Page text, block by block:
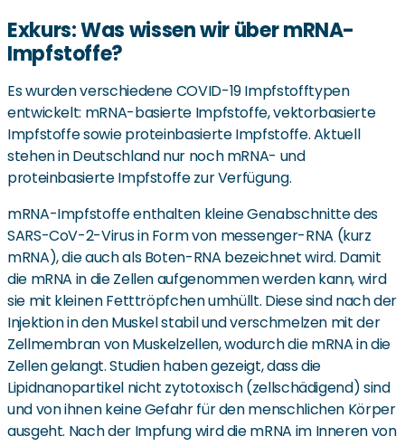
Exkurs: Was wissen wir über mRNA-
Impfstoffe?
Es wurden verschiedene COVID-19 Impfstofftypen
entwickelt: mRNA-basierte Impfstoffe, vektorbasierte
Impfstoffe sowie proteinbasierte Impfstoffe. Aktuell
stehen in Deutschland nur noch mRNA- und
proteinbasierte Impfstoffe zur Verfügung.
mRNA-Impfstoffe enthalten kleine Genabschnitte des
SARS-CoV-2-Virus in Form von messenger-RNA (kurz
mRNA), die auch als Boten-RNA bezeichnet wird. Damit
die mRNA in die Zellen aufgenommen werden kann, wird
sie mit kleinen Fetttröpfchen umhüllt. Diese sind nach der
Injektion in den Muskel stabil und verschmelzen mit der
Zellmembran von Muskelzellen, wodurch die mRNA in die
Zellen gelangt. Studien haben gezeigt, dass die
Lipidnanopartikel nicht zytotoxisch (zellschädigend) sind
und von ihnen keine Gefahr für den menschlichen Körper
ausgeht. Nach der Impfung wird die mRNA im Inneren von